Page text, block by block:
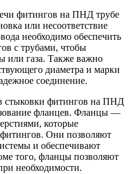
фитингов на ПНД трубе
или несоответствие
необходимо обеспечить
с трубами, чтобы
или газа. Также важно
диаметра и марки
соединение.
стыковки фитингов на ПНД
фланцев. Фланцы —
которые
Они позволяют
и обеспечивают
того, фланцы позволяют
необходимости.